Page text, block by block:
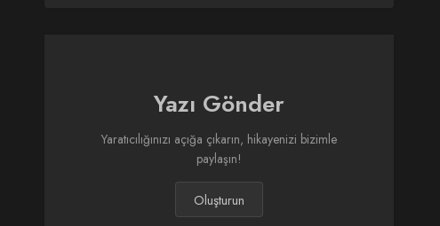
Yazı Gönder
Yaratıcılığınızı açığa çıkarın, hikayenizi bizimle
paylaşın!
Oluşturun